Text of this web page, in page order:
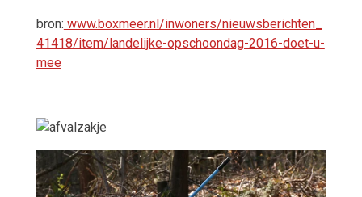
bron: www.boxmeer.nl/inwoners/nieuwsberichten_
41418/item/landelijke-opschoondag-2016-doet-u-
mee